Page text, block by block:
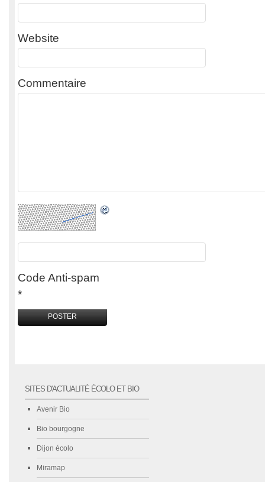
Website
Commentaire
Code Anti-spam
*
SITES D'ACTUALITÉ ÉCOLO ET BIO
Avenir Bio
Bio bourgogne
Dijon écolo
Miramap